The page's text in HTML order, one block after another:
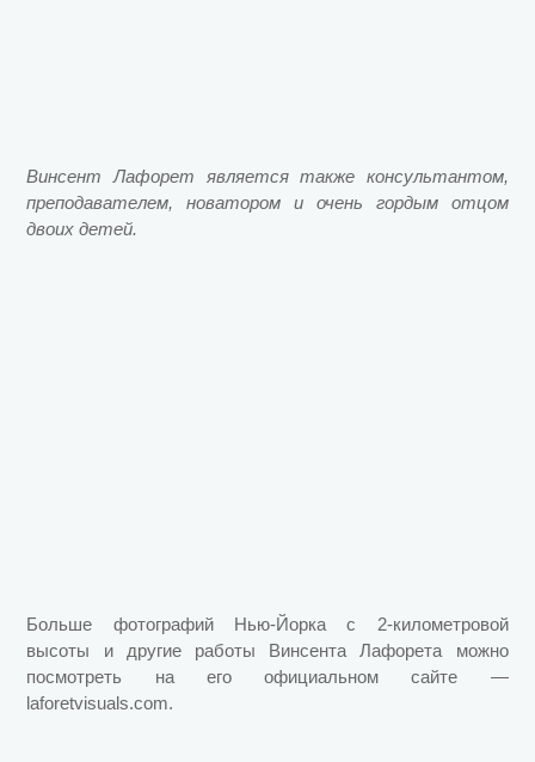
Винсент Лафорет является также консультантом,
преподавателем, новатором и очень гордым отцом
двоих детей.
Больше фотографий Нью-Йорка с 2-километровой
высоты и другие работы Винсента Лафорета можно
посмотреть на его официальном сайте —
laforetvisuals.com.